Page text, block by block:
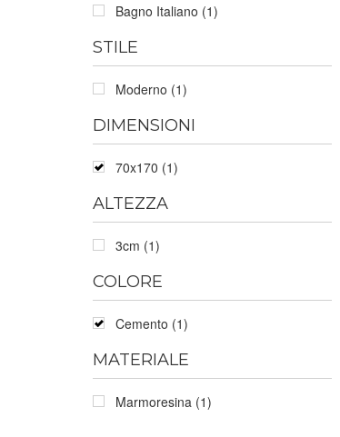
Bagno Italiano (1)
STILE
Moderno (1)
DIMENSIONI
70x170 (1)
ALTEZZA
3cm (1)
COLORE
Cemento (1)
MATERIALE
Marmoresina (1)